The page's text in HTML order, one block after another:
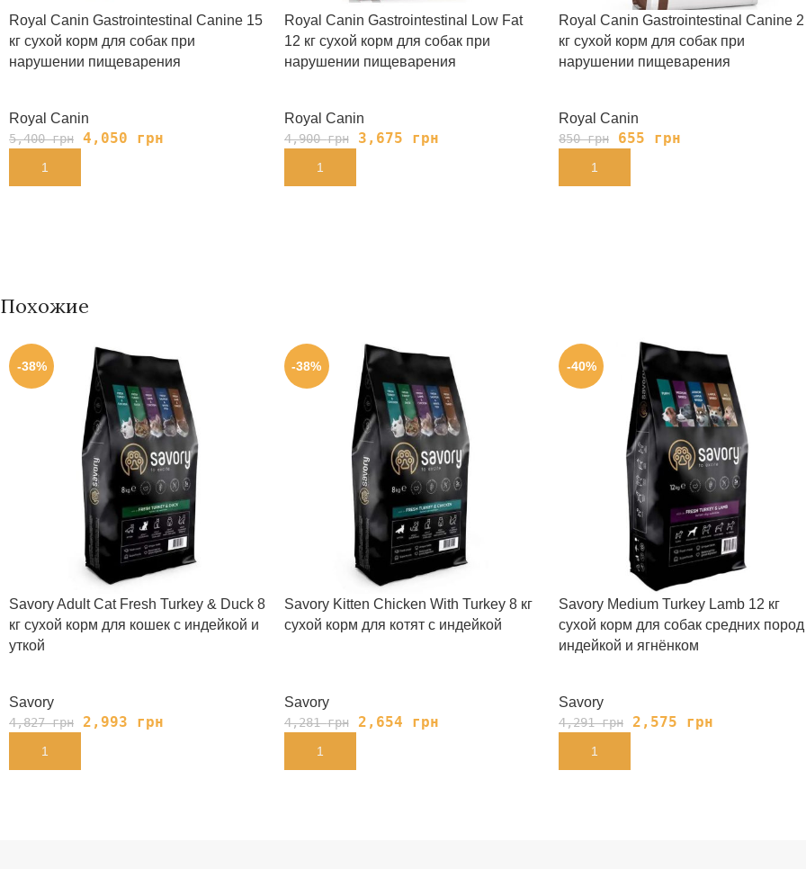
Royal Canin Gastrointestinal Canine 15
кг сухой корм для собак при
нарушении пищеварения
Royal Canin
5,400грн 4,050 грн
В КОРЗИНУ
Royal Canin Gastrointestinal Low Fat
12 кг сухой корм для собак при
нарушении пищеварения
Royal Canin
4,900грн 3,675 грн
В КОРЗИНУ
Royal Canin Gastrointestinal Canine 2
кг сухой корм для собак при
нарушении пищеварения
Royal Canin
850грн 655 грн
В КОРЗИНУ
Похожие
-38%
Savory Adult Cat Fresh Turkey & Duck 8
кг сухой корм для кошек с индейкой и
уткой
Savory
4,827грн 2,993 грн
В КОРЗИНУ
-38%
Savory Kitten Chicken With Turkey 8 кг
сухой корм для котят с индейкой
Savory
4,281грн 2,654 грн
В КОРЗИНУ
-40%
Savory Medium Turkey Lamb 12 кг
сухой корм для собак средних пород
индейкой и ягнёнком
Savory
4,291грн 2,575 грн
В КОРЗИНУ